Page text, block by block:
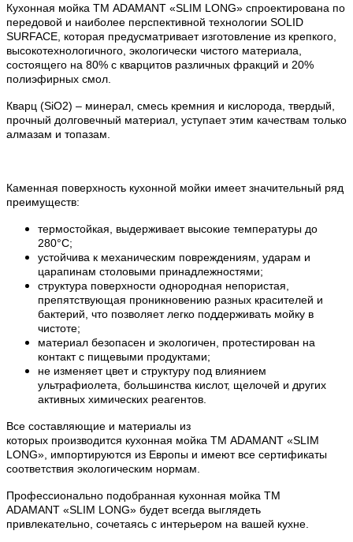
Кухонная мойка ТМ ADAMANT «SLIM LONG» спроектирована по
передовой и наиболее перспективной технологии SOLID
SURFACE, которая предусматривает изготовление из крепкого,
высокотехнологичного, экологически чистого материала,
состоящего на 80% с кварцитов различных фракций и 20%
полиэфирных смол.
Кварц (SiO2) – минерал, смесь кремния и кислорода, твердый,
прочный долговечный материал, уступает этим качествам только
алмазам и топазам.
Каменная поверхность кухонной мойки имеет значительный ряд
преимуществ:
термостойкая, выдерживает высокие температуры до
280°С;
устойчива к механическим повреждениям, ударам и
царапинам столовыми принадлежностями;
структура поверхности однородная непористая,
препятствующая проникновению разных красителей и
бактерий, что позволяет легко поддерживать мойку в
чистоте;
материал безопасен и экологичен, протестирован на
контакт с пищевыми продуктами;
не изменяет цвет и структуру под влиянием
ультрафиолета, большинства кислот, щелочей и других
активных химических реагентов.
Все составляющие и материалы из
которых производится кухонная мойка ТМ ADAMANT «SLIM
LONG», импортируются из Европы и имеют все сертификаты
соответствия экологическим нормам.
Профессионально подобранная кухонная мойка ТМ
ADAMANT «SLIM LONG» будет всегда выглядеть
привлекательно, сочетаясь с интерьером на вашей кухне.